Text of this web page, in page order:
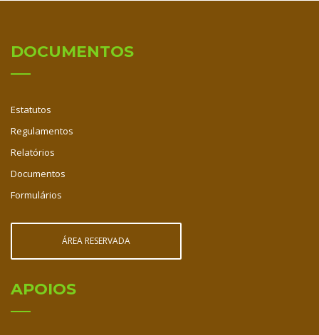
DOCUMENTOS
Estatutos
Regulamentos
Relatórios
Documentos
Formulários
ÁREA RESERVADA
APOIOS